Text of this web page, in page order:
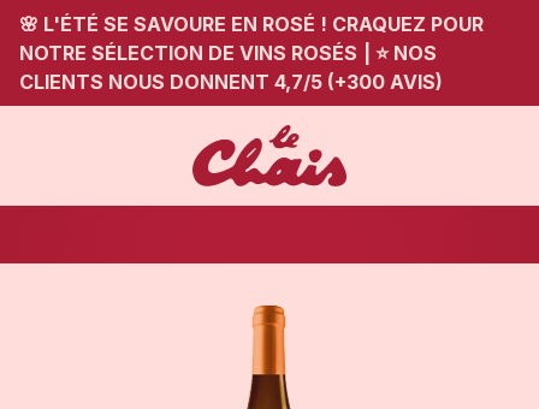
🌸 L'ÉTÉ SE SAVOURE EN ROSÉ ! CRAQUEZ POUR
NOTRE SÉLECTION DE VINS ROSÉS
⭐ NOS
CLIENTS NOUS DONNENT 4,7/5 (+300 AVIS)